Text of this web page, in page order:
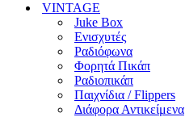
VINTAGE
Juke Box
Ενισχυτές
Ραδιόφωνα
Φορητά Πικάπ
Ραδιοπικάπ
Παιχνίδια / Flippers
Διάφορα Αντικείμενα